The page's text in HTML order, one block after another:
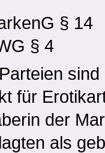
§ 14
§ 4
für
der
als